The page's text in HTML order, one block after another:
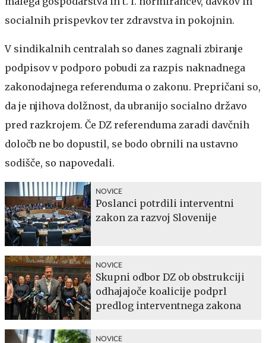
socialnih prispevkov ter zdravstva in pokojnin.
V sindikalnih centralah so danes zagnali zbiranje
podpisov v podporo pobudi za razpis naknadnega
zakonodajnega referenduma o zakonu. Prepričani so,
da je njihova dolžnost, da ubranijo socialno državo
pred razkrojem. Če DZ referenduma zaradi davčnih
določb ne bo dopustil, se bodo obrnili na ustavno
sodišče, so napovedali.
NOVICE
Poslanci potrdili interventni
zakon za razvoj Slovenije
NOVICE
Skupni odbor DZ ob obstrukciji
odhajajoče koalicije podprl
predlog interventnega zakona
NOVICE